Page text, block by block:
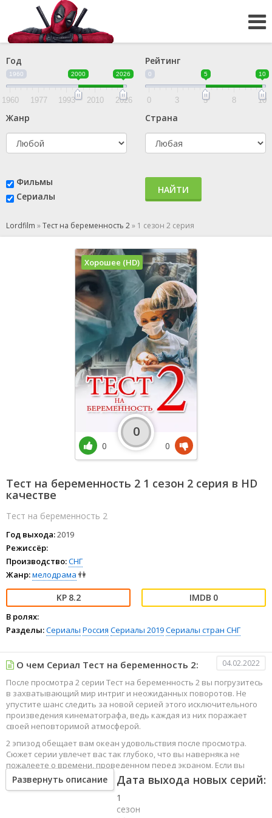
Год
1960 2000 2026
1960 1977 1993 2010 2026
Рейтинг
0 5 10
0 3 5 8 10
Жанр Страна
Фильмы
Сериалы
НАЙТИ
Lordfilm »Тест на беременность 2» 1 сезон 2 серия
Тест на беременность 2 1 сезон 2 серия в HD
качестве
Тест на беременность 2
Год выхода:2019
Режиссёр:
Производство:СНГ
Жанр:мелодрама 👫
8.2 0
В ролях:
Разделы:Сериалы Россия Сериалы 2019Сериалы стран СНГ
Хорошее (HD)
0
0
0
О чем Сериал Тест на беременность 2: 04.02.2022
После просмотра 2 серии Тест на беременность 2 вы погрузитесь
в захватывающий мир интриг и неожиданных поворотов. Не
упустите шанс следить за новой серией этого исключительного
произведения кинематографа, ведь каждая из них поражает
своей неповторимой атмосферой.
2 эпизод обещает вам океан удовольствия после просмотра.
Сюжет серии увлечет вас так глубоко, что вы наверняка не
пожалеете о времени, проведенном перед экраном. Если вы
жаждете наслаждаться онлайн этим сериалом в высоком
качестве HD, то ваш выбор будет весьма правильным. Каждый
эпизод сериала удивляет не только захватывающими
событиями, но и яркими, запоминающимися героями, которые
Развернуть описание Дата выхода новых серий:
1
сезон